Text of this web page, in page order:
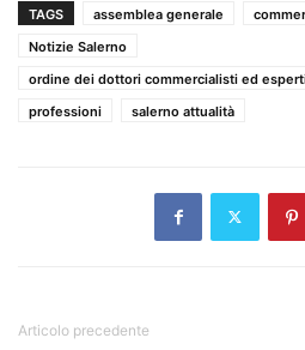
TAGS assemblea generale
Notizie Salerno
ordine dei dottori commercialisti ed
professioni
salerno attualità
Articolo precedente